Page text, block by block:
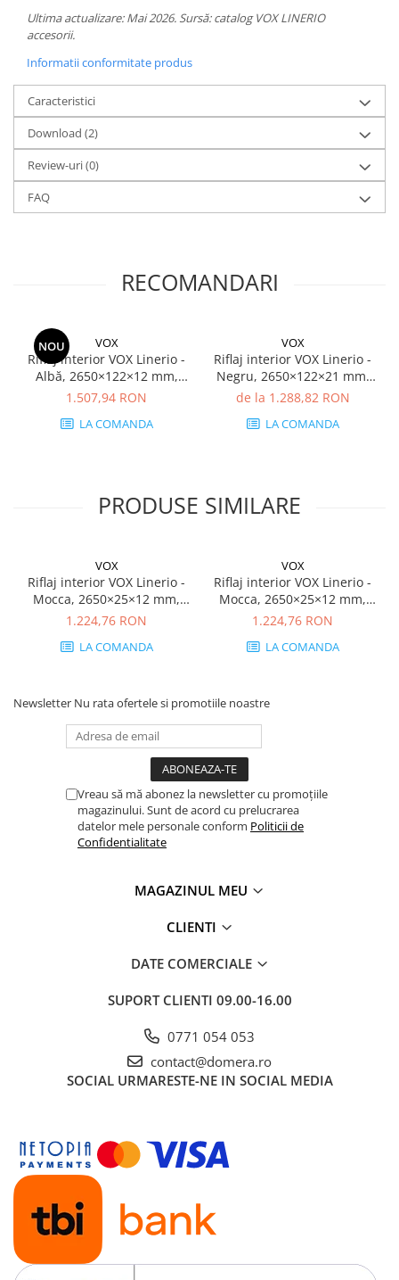
Ultima actualizare: Mai 2026. Sursă: catalog VOX LINERIO
accesorii.
Informatii conformitate produs
Caracteristici
Download (2)
Review-uri(0)
FAQ
RECOMANDARI
NOU VOX
Riflaj interior VOX Linerio -
Albă, 2650×122×12 mm,
Polistiren Extrudat XPS, 5.17
1.507,94 RON
LA COMANDA
VOX
Riflaj interior VOX Linerio -
Negru, 2650×122×21 mm,
Polistiren Extrudat XPS, 3.88
de la 1.288,82 RON
LA COMANDA
PRODUSE SIMILARE
VOX
Riflaj interior VOX Linerio -
Mocca, 2650×25×12 mm,
Polistiren Extrudat XPS, 2.32
1.224,76 RON
LA COMANDA
VOX
Riflaj interior VOX Linerio -
Mocca, 2650×25×12 mm,
Polistiren Extrudat XPS, 2.32
1.224,76 RON
LA COMANDA
Newsletter Nu rata ofertele si promotiile noastre
Vreau să mă abonez la newsletter cu promoțiile
magazinului. Sunt de acord cu prelucrarea
datelor mele personale conform Politicii de
Confidentialitate
MAGAZINUL MEU
CLIENTI
DATE COMERCIALE
SUPORT CLIENTI 09.00-16.00
0771 054 053
contact@domera.ro
SOCIAL URMARESTE-NE IN SOCIAL MEDIA